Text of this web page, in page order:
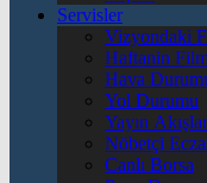
Servisler
Vizyondaki
Haftanin
Hava
Yol Durumu
Yayın
Nöbetçi
Canlı Borsa